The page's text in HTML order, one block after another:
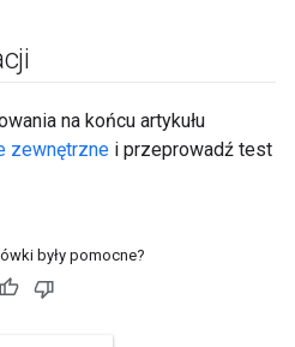
na końcu artykułu
zewnętrzne i przeprowadź test
były pomocne?